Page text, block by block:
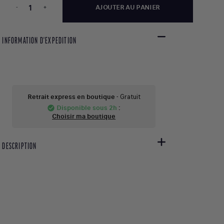
- + AJOUTER AU PANIER
INFORMATION D'EXPEDITION
Retrait express en boutique - Gratuit
check_circle Disponible sous 2h :
Choisir ma boutique
DESCRIPTION